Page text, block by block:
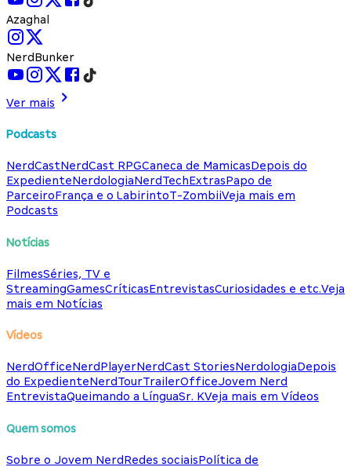
Azaghal
NerdBunker
Ver mais
Podcasts
NerdCastNerdCast RPGCaneca de MamicasDepois do
ExpedienteNerdologiaNerdTechExtrasPapo de
ParceiroFrança e o LabirintoT-ZombiiVeja mais em
Podcasts
Notícias
FilmesSéries, TV e
StreamingGamesCríticasEntrevistasCuriosidades e etc.Veja
mais em Notícias
Vídeos
NerdOfficeNerdPlayerNerdCast StoriesNerdologiaDepois
do ExpedienteNerdTourTrailerOfficeJovem Nerd
EntrevistaQueimando a LínguaSr. KVeja mais em Vídeos
Quem somos
Sobre o Jovem NerdRedes sociaisPolítica de